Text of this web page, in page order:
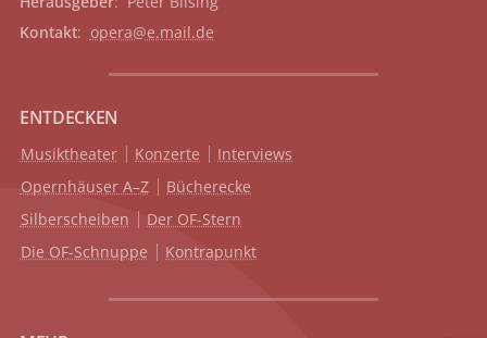
Kontakt: opera@e.mail.de
ENTDECKEN
Musiktheater Konzerte
Interviews
Opernhäuser A–Z
Bücherecke
Silberscheiben
Der OF-Stern
Die OF-Schnuppe
Kontrapunkt